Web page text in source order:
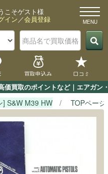
買取のポイントなど｜エアガン
こそゲスト様
イン／会員登録
買取申込み 口コミ
] S&W M39 HW TOPページ